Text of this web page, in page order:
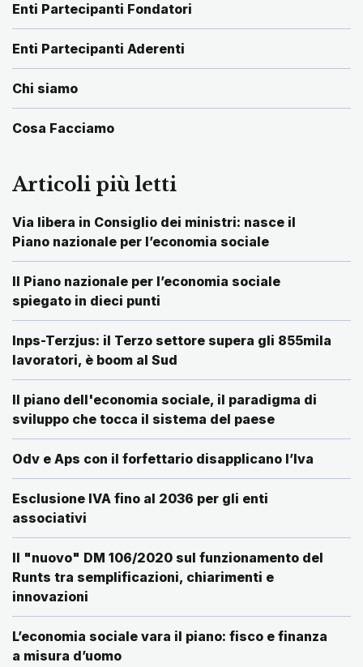
Enti Partecipanti Fondatori
Enti Partecipanti Aderenti
Chi siamo
Cosa Facciamo
Articoli più letti
Via libera in Consiglio dei ministri: nasce il
Piano nazionale per l’economia sociale
Il Piano nazionale per l’economia sociale
spiegato in dieci punti
Inps-Terzjus: il Terzo settore supera gli 855mila
lavoratori, è boom al Sud
Il piano dell'economia sociale, il paradigma di
sviluppo che tocca il sistema del paese
Odv e Aps con il forfettario disapplicano l’Iva
Esclusione IVA fino al 2036 per gli enti
associativi
Il "nuovo" DM 106/2020 sul funzionamento del
Runts tra semplificazioni, chiarimenti e
innovazioni
L’economia sociale vara il piano: fisco e finanza
a misura d’uomo